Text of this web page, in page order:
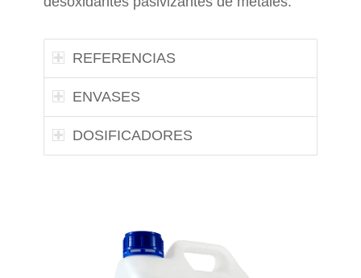
REFERENCIAS
ENVASES
DOSIFICADORES